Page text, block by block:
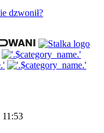
dzwonił?
11:53